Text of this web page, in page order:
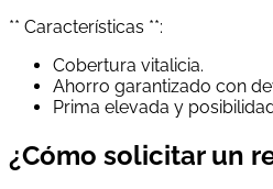
** Características **:
Cobertura vitalicia.
Ahorro garantizado con
Prima elevada y
¿Cómo solicitar un